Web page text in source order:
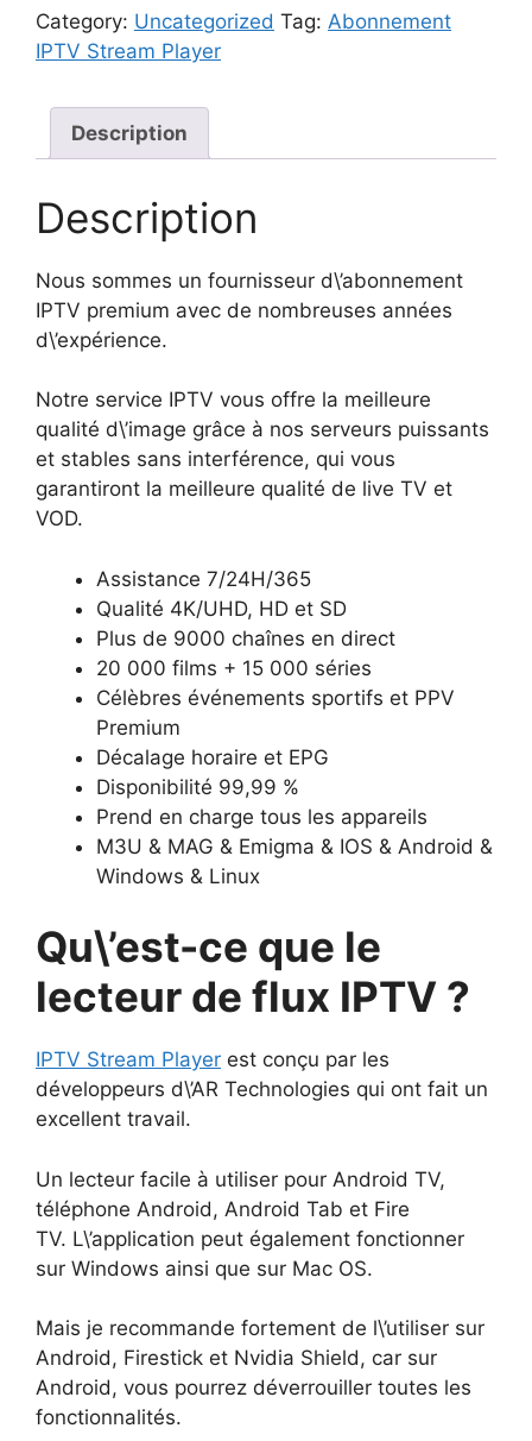
Player
quantity
Category: Uncategorized Tag: Abonnement
IPTV Stream Player
Description
Description
Nous sommes un fournisseur d\’abonnement
IPTV premium avec de nombreuses années
d\’expérience.
Notre service IPTV vous offre la meilleure
qualité d\’image grâce à nos serveurs puissants
et stables sans interférence, qui vous
garantiront la meilleure qualité de live TV et
VOD.
Assistance 7/24H/365
Qualité 4K/UHD, HD et SD
Plus de 9000 chaînes en direct
20 000 films + 15 000 séries
Célèbres événements sportifs et PPV
Premium
Décalage horaire et EPG
Disponibilité 99,99 %
Prend en charge tous les appareils
M3U & MAG & Emigma & IOS & Android &
Windows & Linux
Qu\’est-ce que le
lecteur de flux IPTV ?
IPTV Stream Player est conçu par les
développeurs d\’AR Technologies qui ont fait un
excellent travail.
Un lecteur facile à utiliser pour Android TV,
téléphone Android, Android Tab et Fire
TV. L\’application peut également fonctionner
sur Windows ainsi que sur Mac OS.
Mais je recommande fortement de l\’utiliser sur
Android, Firestick et Nvidia Shield, car sur
Android, vous pourrez déverrouiller toutes les
fonctionnalités.